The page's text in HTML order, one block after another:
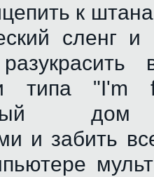
к
сленг и
типа "I'm
и забить